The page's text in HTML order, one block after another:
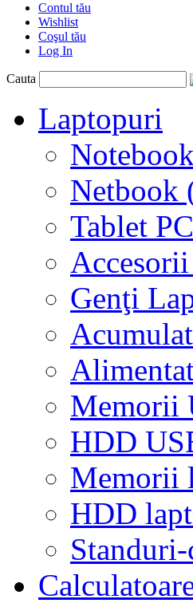
Contul tău
Wishlist
Coşul tău
Log In
Cauta
Laptopuri
Netbook
Tablet PC
Genţi
Memorii
HDD
Memorii
HDD